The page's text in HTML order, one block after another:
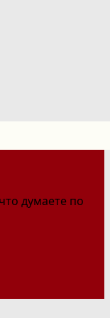
думаете по